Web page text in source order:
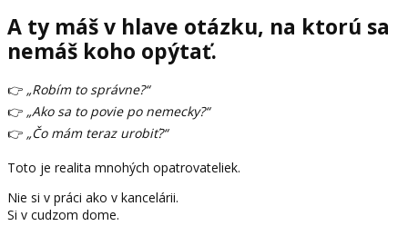
A ty máš v hlave otázku, na ktorú sa
nemáš koho opýtať.
👉 „Robím to správne?“
👉 „Ako sa to povie po nemecky?“
👉 „Čo mám teraz urobiť?“
Toto je realita mnohých opatrovateliek.
Nie si v práci ako v kancelárii.
Si v cudzom dome.